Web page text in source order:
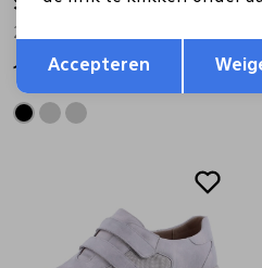
Solidus
26530 grijs
169,99
Terug
Accepteren